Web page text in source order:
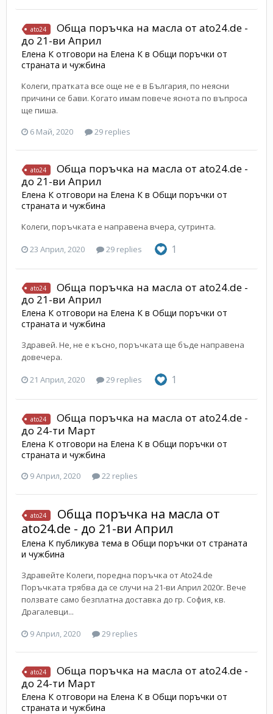
ato24
Обща поръчка на масла от ato24.de -
до 21-ви Април
Елена К отговори на Елена К в Общи поръчки от
страната и чужбина
Колеги, пратката все още не е в България, по неясни
причини се бави. Когато имам повече яснота по въпроса
ще пиша.
6 Май, 2020
29 replies
ato24
Обща поръчка на масла от ato24.de -
до 21-ви Април
Елена К отговори на Елена К в Общи поръчки от
страната и чужбина
Колеги, поръчката е направена вчера, сутринта.
23 Април, 2020 29 replies 1
ato24
Обща поръчка на масла от ato24.de -
до 21-ви Април
Елена К отговори на Елена К в Общи поръчки от
страната и чужбина
Здравей. Не, не е късно, поръчката ще бъде направена
довечера.
21 Април, 2020 29 replies 1
ato24
Обща поръчка на масла от ato24.de -
до 24-ти Март
Елена К отговори на Елена К в Общи поръчки от
страната и чужбина
9 Април, 2020 22 replies
ato24
Обща поръчка на масла от
ato24.de - до 21-ви Април
Елена К публикува тема в Общи поръчки от страната
и чужбина
Здравейте Kолеги, поредна поръчка от Ato24.de
Поръчката трябва да се случи на 21-ви Април 2020г. Вече
ползвате само безплатна доставка до гр. София, кв.
Драгалевци...
9 Април, 2020
29 replies
ato24
Обща поръчка на масла от ato24.de -
до 24-ти Март
Елена К отговори на Елена К в Общи поръчки от
страната и чужбина